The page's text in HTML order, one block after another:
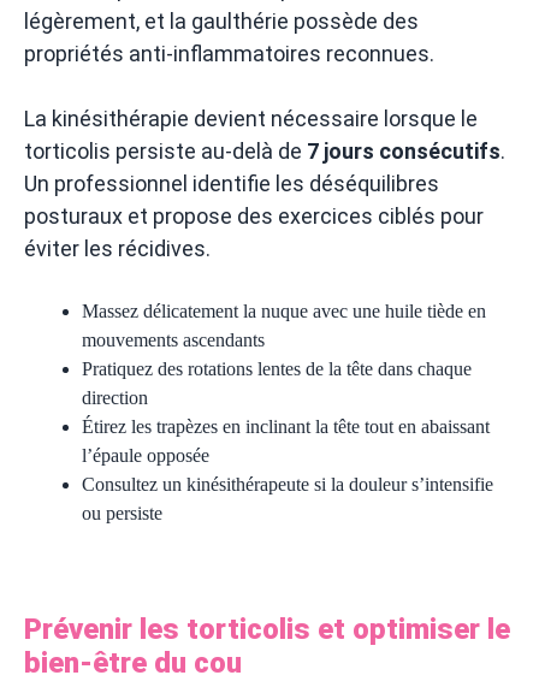
légèrement, et la gaulthérie possède des
propriétés anti-inflammatoires reconnues.
La kinésithérapie devient nécessaire lorsque le
torticolis persiste au-delà de 7 jours consécutifs.
Un professionnel identifie les déséquilibres
posturaux et propose des exercices ciblés pour
éviter les récidives.
Massez délicatement la nuque avec une huile tiède en
mouvements ascendants
Pratiquez des rotations lentes de la tête dans chaque
direction
Étirez les trapèzes en inclinant la tête tout en abaissant
l’épaule opposée
Consultez un kinésithérapeute si la douleur s’intensifie
ou persiste
Prévenir les torticolis et optimiser le
bien-être du cou